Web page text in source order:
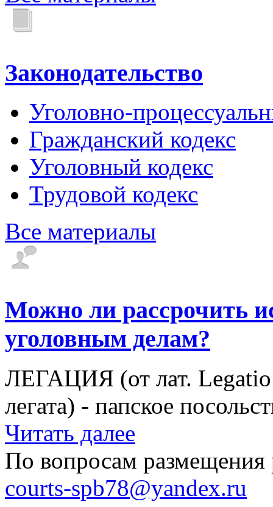
Законодательство
Уголовно-
Гражданский кодекс
Уголовный кодекс
Трудовой кодекс
Все материалы
Можно ли рассрочить
уголовным делам?
ЛЕГАЦИЯ (от лат. Legatio
легата) - папское
Читать далее
По вопросам размещения
courts-spb78@yandex.ru